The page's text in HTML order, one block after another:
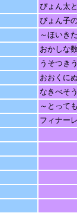
ぴょん太
ぴょん子
～ほいき
おかしな
うそつき
おおくに
なきべそ
～とって
フィナー